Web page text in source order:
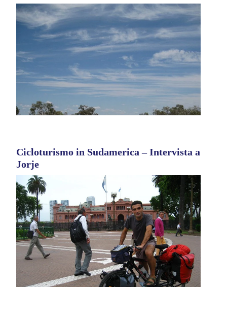
Cicloturismo in Sudamerica – Intervista a
Jorje